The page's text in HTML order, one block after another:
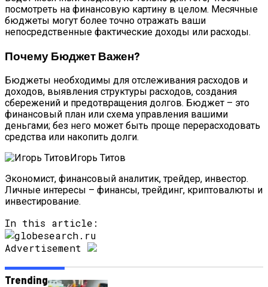
посмотреть на финансовую картину в целом. Месячные
бюджеты могут более точно отражать ваши
непосредственные фактические доходы или расходы.
Почему Бюджет Важен?
Бюджеты необходимы для отслеживания расходов и
доходов, выявления структуры расходов, создания
сбережений и предотвращения долгов. Бюджет – это
финансовый план или схема управления вашими
деньгами; без него может быть проще перерасходовать
средства или накопить долги.
Игорь Титов
Экономист, финансовый аналитик, трейдер, инвестор.
Личные интересы – финансы, трейдинг, криптовалюты и
инвестирование.
In this article:
Advertisement
Trending